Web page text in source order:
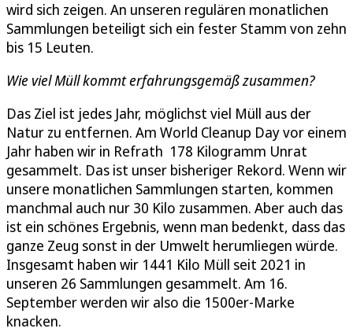
wird sich zeigen. An unseren regulären monatlichen
Sammlungen beteiligt sich ein fester Stamm von zehn
bis 15 Leuten.
Wie viel Müll kommt erfahrungsgemäß zusammen?
Das Ziel ist jedes Jahr, möglichst viel Müll aus der
Natur zu entfernen. Am World Cleanup Day vor einem
Jahr haben wir in Refrath 178 Kilogramm Unrat
gesammelt. Das ist unser bisheriger Rekord. Wenn wir
unsere monatlichen Sammlungen starten, kommen
manchmal auch nur 30 Kilo zusammen. Aber auch das
ist ein schönes Ergebnis, wenn man bedenkt, dass das
ganze Zeug sonst in der Umwelt herumliegen würde.
Insgesamt haben wir 1441 Kilo Müll seit 2021 in
unseren 26 Sammlungen gesammelt. Am 16.
September werden wir also die 1500er-Marke
knacken.